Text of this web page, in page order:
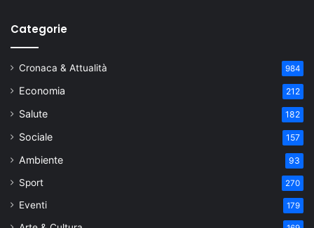
Categorie
Cronaca & Attualità 984
Economia 212
Salute 182
Sociale 157
Ambiente 93
Sport 270
Eventi 179